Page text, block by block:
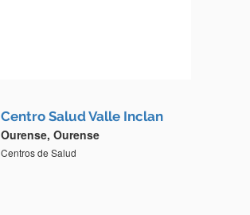
Centro Salud Valle Inclan
Ourense, Ourense
Centros de Salud